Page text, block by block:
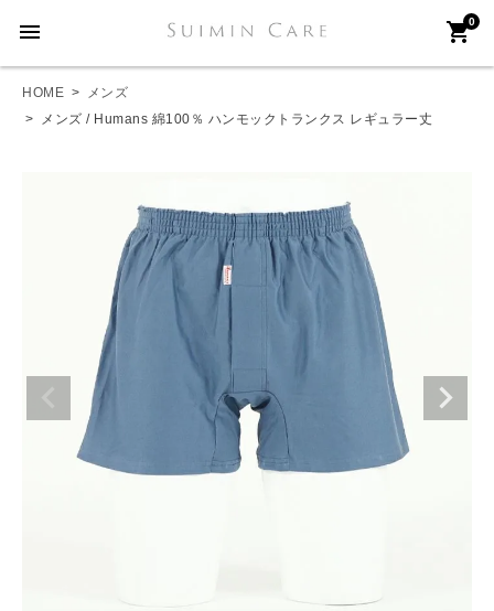
menu 0
shopping_cart
HOME
メンズ
メンズ / Humans 綿100％ ハンモックトランクス レギュラー丈